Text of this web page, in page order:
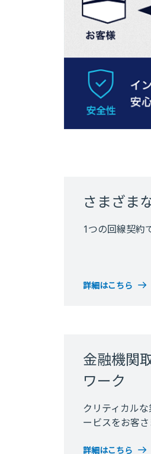
さまざま
1つの回線契約
詳細はこちら
金融機関
ワーク
クリティカル
ービスをお客さ
詳細はこちら